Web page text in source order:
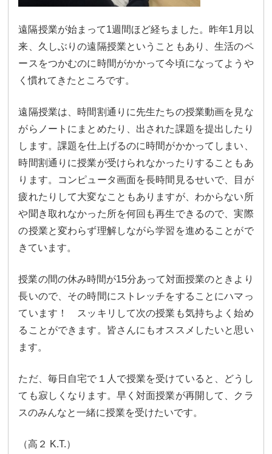
芸術教育
図書館教育 ICT機器の活用
学校生活
吉祥の一日 年間行事
委員会活動・部活動 学校生活Q&A
生徒居住地・通学時間
進路・進学
大学合格実績 進路プログラム
卒業生のメッセージ
国際交流
国際交流行事 1年留学の制度
1年留学の留学先 本校の姉妹校・友好校
学校説明会等イベント情報 デジタルパンフレット
入試結果
入試問題
遠隔授業が始まって1週間ほど経ちました。昨年1月以
来、久しぶりの遠隔授業ということもあり、生活のペ
ースをつかむのに時間がかかって今頃になってようや
く慣れてきたところです。
遠隔授業は、時間割通りに先生たちの授業動画を見な
がらノートにまとめたり、出された課題を提出したり
します。課題を仕上げるのに時間がかかってしまい、
時間割通りに授業が受けられなかったりすることもあ
ります。コンピュータ画面を長時間見るせいで、目が
疲れたりして大変なこともありますが、わからない所
や聞き取れなかった所を何回も再生できるので、実際
の授業と変わらず理解しながら学習を進めることがで
きています。
授業の間の休み時間が15分あって対面授業のときより
長いので、その時間にストレッチをすることにハマっ
ています！ スッキリして次の授業も気持ちよく始め
ることができます。皆さんにもオススメしたいと思い
ます。
ただ、毎日自宅で１人で授業を受けていると、どうし
ても寂しくなります。早く対面授業が再開して、クラ
スのみんなと一緒に授業を受けたいです。
（高２ K.T.）